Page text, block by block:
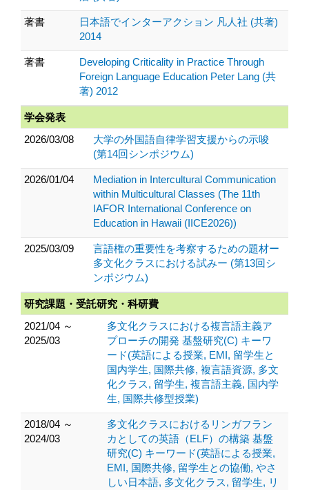
著書
日本語でインターアクション 凡人社 (共著)
2014
著書
Developing Criticality in Practice Through
Foreign Language Education Peter Lang (共
著) 2012
学会発表
2026/03/08
大学の外国語自律学習支援からの示唆
(第14回シンポジウム)
2026/01/04
Mediation in Intercultural Communication
within Multicultural Classes (The 11th
IAFOR International Conference on
Education in Hawaii (IICE2026))
2025/03/09
言語権の重要性を考察するための題材ー
多文化クラスにおける試みー (第13回シ
ンポジウム)
研究課題・受託研究・科研費
2021/04 ～
2025/03
多文化クラスにおける複言語主義ア
プローチの開発 基盤研究(C) キーワ
ード(英語による授業, EMI, 留学生と
国内学生, 国際共修, 複言語資源, 多文
化クラス, 留学生, 複言語主義, 国内学
生, 国際共修型授業)
2018/04 ～
2024/03
多文化クラスにおけるリンガフラン
カとしての英語（ELF）の構築 基盤
研究(C) キーワード(英語による授業,
EMI, 国際共修, 留学生との協働, やさ
しい日本語, 多文化クラス, 留学生, リ